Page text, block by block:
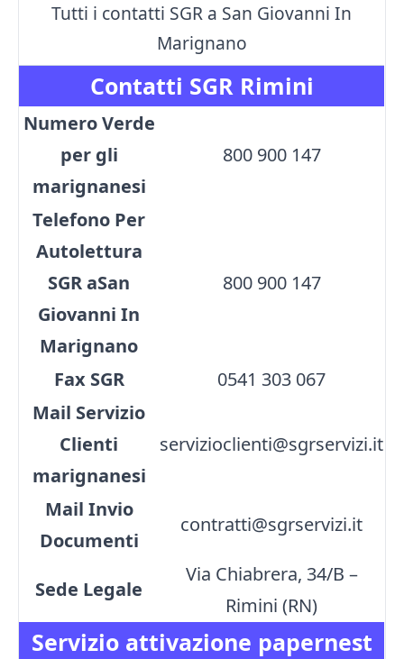
Tutti i contatti SGR a San Giovanni In
Marignano
Servizio attivazione papernest
Contatti SGR Rimini
Numero Verde
per gli
marignanesi
800 900 147
Telefono Per
Autolettura
SGR aSan
Giovanni In
Marignano
800 900 147
Fax SGR
0541 303 067
Mail Servizio
Clienti
marignanesi
servizioclienti@sgrservizi.it
Mail Invio
Documenti
contratti@sgrservizi.it
Sede Legale
Via Chiabrera, 34/B –
Rimini (RN)